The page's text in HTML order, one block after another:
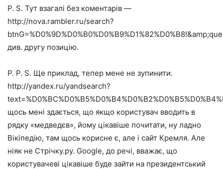
P. S. Тут взагалі без коментарів —
http://nova.rambler.ru/search?
див. другу позицію.
P. P. S. Ще приклад, тепер мене не зупинити.
http://yandex.ru/yandsearch?
щось мені здається, що якщо користувач вводить в
рядку «медведєв», йому цікавіше почитати, ну ладно
Вікіпедію, там щось корисне є, але і сайт Кремля. Але
ніяк не Стрічку.ру. Google, до речі, вважає, що
користувачеві цікавіше буде зайти на президентський